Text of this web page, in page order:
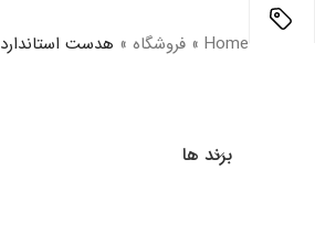
Home
» فروشگاه » هدست استاندارد
برند ها